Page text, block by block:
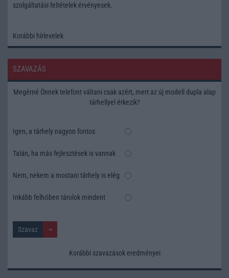
szolgáltatási feltételek érvényesek.
Korábbi hírlevelek
SZAVAZÁS
Megérné Önnek telefont váltani csak azért, mert az új modell dupla alap
tárhellyel érkezik?
Igen, a tárhely nagyon fontos
Talán, ha más fejlesztések is vannak
Nem, nekem a mostani tárhely is elég
Inkább felhőben tárolok mindent
Korábbi szavazások eredményei